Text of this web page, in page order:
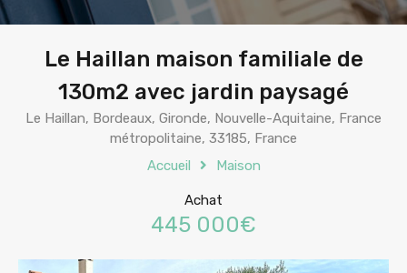
Le Haillan maison familiale de
130m2 avec jardin paysagé
Le Haillan, Bordeaux, Gironde, Nouvelle-Aquitaine, France
métropolitaine, 33185, France
Accueil
Maison
Achat
445 000€